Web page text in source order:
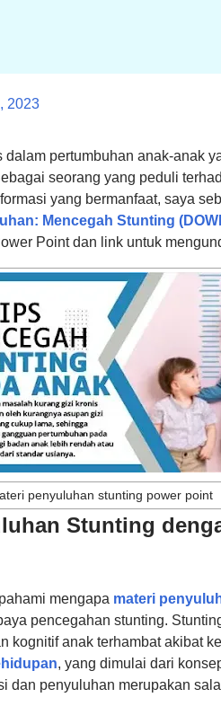
2023
dalam pertumbuhan anak-anak
seorang yang peduli
yang bermanfaat, saya
Mencegah Stunting
Point dan link untuk
penyuluhan stunting power point
Stunting
mengapa materi
pencegahan stunting.
kognitif anak terhambat akibat
, yang dimulai dari
dan penyuluhan merupakan